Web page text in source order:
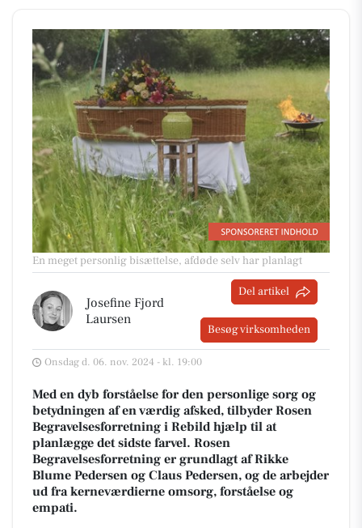
En meget personlig bisættelse, afdøde selv har planlagt
Josefine Fjord
Laursen
Del artikel
Besøg virksomheden
Onsdag d. 06. nov. 2024 - kl. 19:00
Med en dyb forståelse for den personlige sorg og
betydningen af en værdig afsked, tilbyder Rosen
Begravelsesforretning i Rebild hjælp til at
planlægge det sidste farvel. Rosen
Begravelsesforretning er grundlagt af Rikke
Blume Pedersen og Claus Pedersen, og de arbejder
ud fra kerneværdierne omsorg, forståelse og
empati.